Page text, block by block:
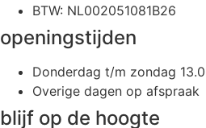
BTW: NL002051081B26
openingstijden
Donderdag t/m zondag
Overige dagen op afspraak
blijf op de hoogte